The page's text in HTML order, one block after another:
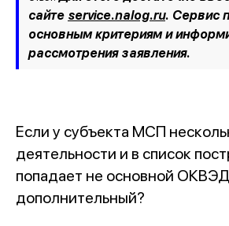
сайте service.nalog.ru. Сервис
основным критериям и
рассмотрения заявления.
Если у субъекта МСП
деятельности и в список
попадает не основной
дополнительный?